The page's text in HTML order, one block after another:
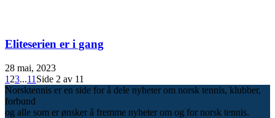
Eliteserien er i gang
28 mai, 2023
1 23...11 Side 2 av 11
Norsktennis er en side for å dele nyheter om norsk tennis, klubber,
forbund
og alle som er ønsker å fremme nyheter om og for norsk tennis.